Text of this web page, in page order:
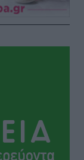
μία
η Ειρήνη